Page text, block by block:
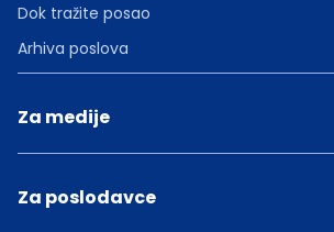
Dok tražite posao
Arhiva poslova
Za medije
Za poslodavce